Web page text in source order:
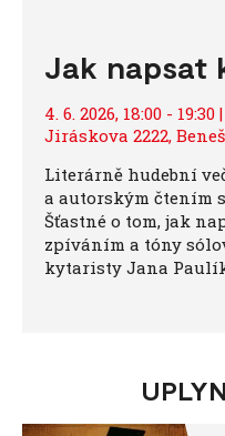
Jak napsat
4. 6. 2026, 18:00 -
Jiráskova 2222,
Literárně hudební
a autorským čtením
Šťastné o tom, jak
zpíváním a tóny
kytaristy Jana